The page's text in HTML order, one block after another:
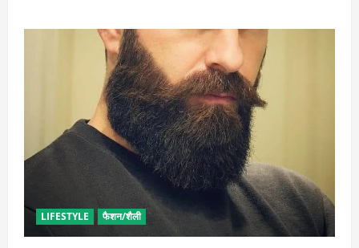
LIFESTYLE फैशन/शैली